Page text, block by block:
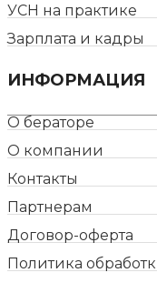
УСН на практике
Зарплата и кадры
ИНФОРМАЦИЯ
О бераторе
О компании
Контакты
Партнерам
Договор-оферта
Политика